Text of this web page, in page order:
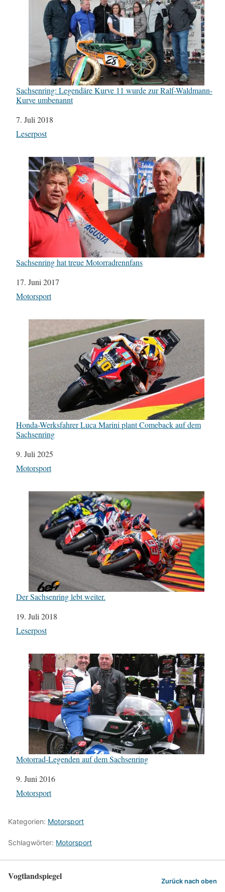
Sachsenring: Legendäre Kurve 11 wurde zur Ralf-Waldmann-
Kurve umbenannt
Datum
7. Juli 2018
In Bezug auf
Leserpost
Sachsenring hat treue Motorradrennfans
Datum
17. Juni 2017
In Bezug auf
Motorsport
Honda-Werksfahrer Luca Marini plant Comeback auf dem
Sachsenring
Datum
9. Juli 2025
In Bezug auf
Motorsport
Der Sachsenring lebt weiter.
Datum
19. Juli 2018
In Bezug auf
Leserpost
Motorrad-Legenden auf dem Sachsenring
Datum
9. Juni 2016
In Bezug auf
Motorsport
Kategorien: Motorsport
Schlagwörter: Motorsport
Vogtlandspiegel Zurück nach oben